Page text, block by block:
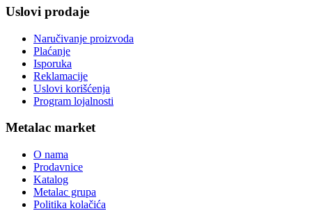
Uslovi prodaje
Naručivanje proizvoda
Plaćanje
Isporuka
Reklamacije
Uslovi korišćenja
Program lojalnosti
Metalac market
O nama
Prodavnice
Katalog
Metalac grupa
Politika kolačića